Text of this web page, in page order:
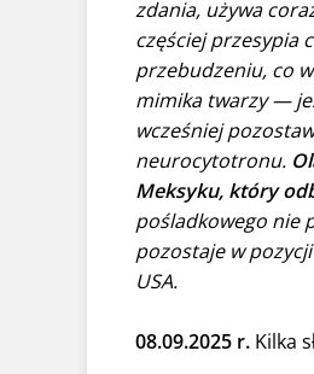
zdania, używa
częściej przesypia
przebudzeniu, co
mimika twarzy —
wcześniej
neurocytotronu.
Meksyku, który
pośladkowego nie
pozostaje w
USA.
08.09.2025 r. Kilka